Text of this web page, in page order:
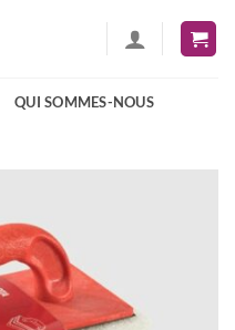
QUI SOMMES-NOUS